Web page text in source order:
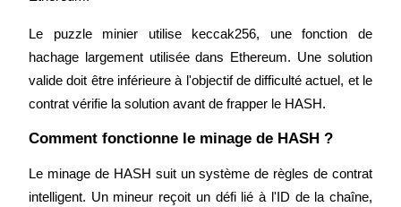
Blocages BTR
Le puzzle minier utilise keccak256, une fonction de
hachage largement utilisée dans Ethereum. Une solution
valide doit être inférieure à l'objectif de difficulté actuel, et le
contrat vérifie la solution avant de frapper le HASH.
Comment fonctionne le minage de HASH ?
Le minage de HASH suit un système de règles de contrat
intelligent. Un mineur reçoit un défi lié à l'ID de la chaîne,